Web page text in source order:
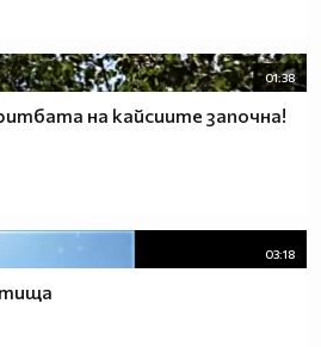
01:38
на кайсиите започна!
03:18